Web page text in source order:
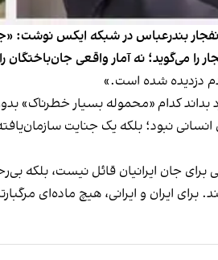
انفجار بندرعباس در شبکه ایکس
را می‌گوید؛ نه آمار واقعی جان‌باختگان
دزدیده شده است.»
کدام «محموله بسیار خطرناک»
نبود؛ بلکه یک جنایت
برای جان ایرانیان قائل نیست، بلکه